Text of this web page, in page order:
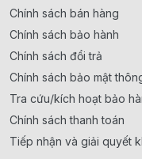
Chính sách bán hàng
Chính sách bảo hành
Chính sách đổi trả
Chính sách bảo mật
Tra cứu/kích hoạt bảo
Chính sách thanh toán
Tiếp nhận và giải quyết